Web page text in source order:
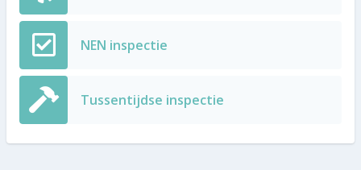
NEN inspectie
Tussentijdse inspectie